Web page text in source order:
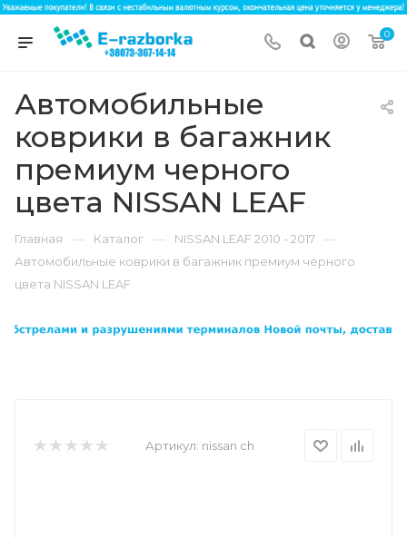
0
Автомобильные
коврики в багажник
премиум черного
цвета NISSAN LEAF
Главная — Каталог — NISSAN LEAF 2010 - 2017 —
Автомобильные коврики в багажник премиум черного
цвета NISSAN LEAF
Артикул: nissan ch